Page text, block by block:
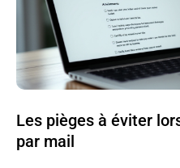
Les pièges à éviter
par mail